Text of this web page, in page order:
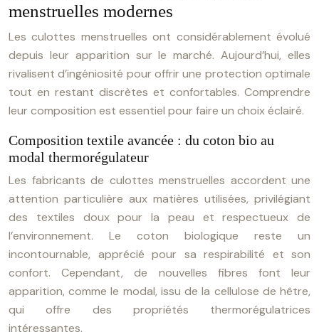
menstruelles modernes
Les culottes menstruelles ont considérablement évolué
depuis leur apparition sur le marché. Aujourd’hui, elles
rivalisent d’ingéniosité pour offrir une protection optimale
tout en restant discrètes et confortables. Comprendre
leur composition est essentiel pour faire un choix éclairé.
Composition textile avancée : du coton bio au
modal thermorégulateur
Les fabricants de culottes menstruelles accordent une
attention particulière aux matières utilisées, privilégiant
des textiles doux pour la peau et respectueux de
l’environnement. Le coton biologique reste un
incontournable, apprécié pour sa respirabilité et son
confort. Cependant, de nouvelles fibres font leur
apparition, comme le modal, issu de la cellulose de hêtre,
qui offre des propriétés thermorégulatrices
intéressantes.